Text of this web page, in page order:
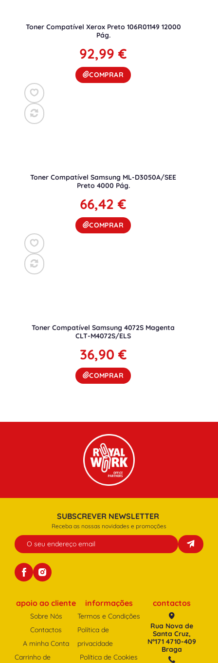
Toner Compatível Xerox Preto 106R01149 12000
Pág.
92,99€
COMPRAR
Toner Compatível Samsung ML-D3050A/SEE
Preto 4000 Pág.
66,42€
COMPRAR
Toner Compatível Samsung 4072S Magenta
CLT-M4072S/ELS
36,90€
COMPRAR
SUBSCREVER NEWSLETTER
Receba as nossas novidades e promoções
apoio ao cliente
Sobre Nós
Contactos
A minha Conta
Carrinho de
informações
Termos e Condições
Política de
privacidade
Política de Cookies
contactos
Rua Nova de
Santa Cruz,
Nº171 4710-409
Braga